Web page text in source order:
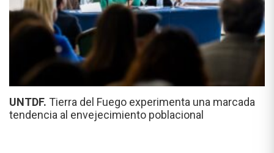
UNTDF. Tierra del Fuego experimenta una marcada
tendencia al envejecimiento poblacional